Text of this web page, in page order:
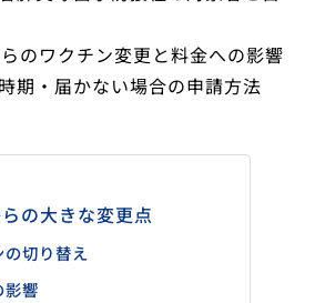
のワクチン変更と料金への影響
期・届かない場合の申請方法
の大きな変更点
切り替え
影響